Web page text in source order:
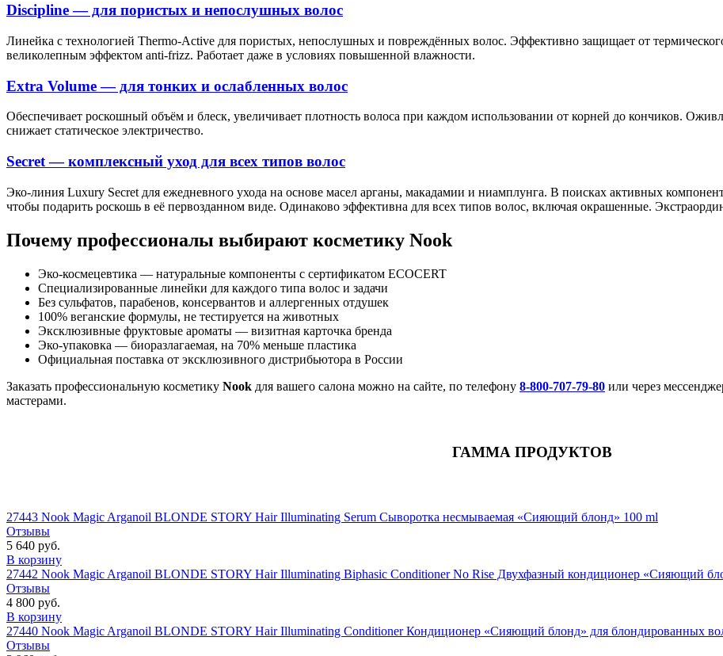
Discipline — для пористых и непослушных волос
Линейка с технологией Thermo-Active для пористых, непослушных и повреждённых волос. Эффективно защищает от
великолепным эффектом anti-frizz. Работает даже в условиях повышенной влажности.
Extra Volume — для тонких и ослабленных волос
Обеспечивает роскошный объём и блеск, увеличивает плотность волоса при каждом использовании от корней до кончиков.
снижает статическое электричество.
Secret — комплексный уход для всех типов волос
Эко-линия Luxury Secret для ежедневного ухода на основе масел арганы, макадамии и ниамплунга. В поисках активных
чтобы подарить роскошь в её первозданном виде. Одинаково эффективна для всех типов волос, включая окрашенные.
Почему профессионалы выбирают косметику Nook
Эко-космецевтика — натуральные компоненты с сертификатом ECOCERT
Специализированные линейки для каждого типа волос и задачи
Без сульфатов, парабенов, консервантов и аллергенных отдушек
100% веганские формулы, не тестируется на животных
Эксклюзивные фруктовые ароматы — визитная карточка бренда
Эко-упаковка — биоразлагаемая, на 70% меньше пластика
Официальная поставка от эксклюзивного дистрибьютора в России
Заказать профессиональную косметику Nook для вашего салона можно на сайте, по телефону 8-800-707-79-80 или через
мастерами.
ГАММА ПРОДУКТОВ
27443 Nook Magic Arganoil BLONDE STORY Hair Illuminating Serum Сыворотка несмываемая «Сияющий блонд» 100 ml
Отзывы
5 640 руб.
В корзину
27442 Nook Magic Arganoil BLONDE STORY Hair Illuminating Biphasic Conditioner No Rise Двухфазный кондиционер «Сияющий
Отзывы
4 800 руб.
В корзину
27440 Nook Magic Arganoil BLONDE STORY Hair Illuminating Conditioner Кондиционер «Сияющий блонд» для блондированных
Отзывы